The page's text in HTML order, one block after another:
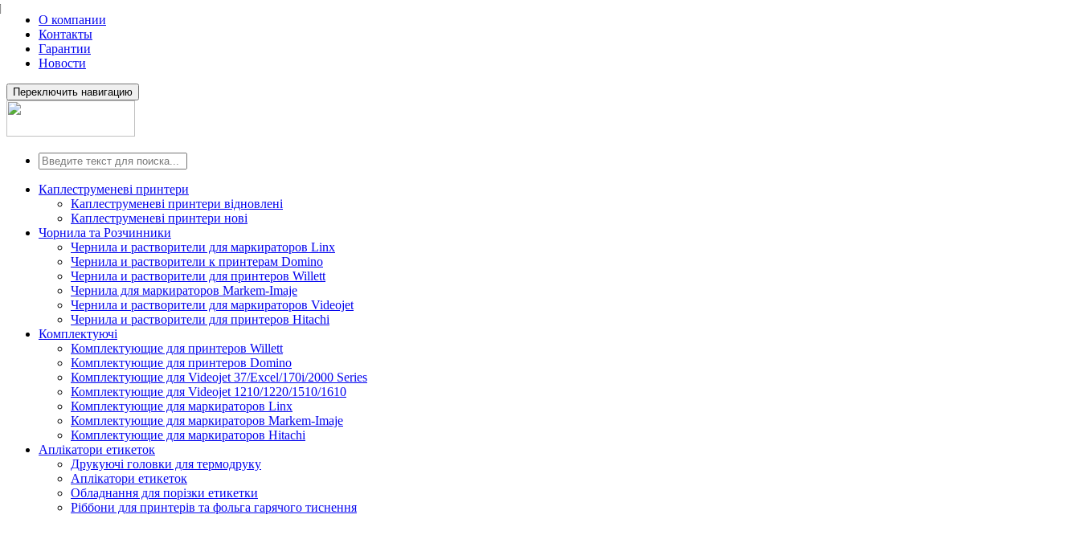
О компании
Контакты
Гарантии
Новости
Переключить навигацию
Каплеструменеві принтери
Каплеструменеві принтери відновлені
Каплеструменеві принтери нові
Чорнила та Розчинники
Чернила и растворители для маркираторов Linx
Чернила и растворители к принтерам Domino
Чернила и растворители для принтеров Willett
Чернила для маркираторов Markem-Imaje
Чернила и растворители для маркираторов Videojet
Чернила и растворители для принтеров Hitachi
Комплектуючі
Комплектующие для принтеров Willett
Комплектующие для принтеров Domino
Комплектующие для Videojet 37/Excel/170i/2000 Series
Комплектующие для Videojet 1210/1220/1510/1610
Комплектующие для маркираторов Linx
Комплектующие для маркираторов Markem-Imaje
Комплектующие для маркираторов Hitachi
Аплікатори етикеток
Друкуючі головки для термодруку
Аплікатори етикеток
Обладнання для порізки етикетки
Ріббони для принтерів та фольга гарячого тиснення